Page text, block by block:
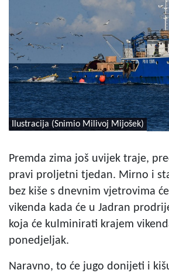
Ilustracija (Snimio Milivoj Mijošek)
Premda zima još uvijek traje,
pravi proljetni tjedan. Mirno i
bez kiše s dnevnim vjetrovima
vikenda kada će u Jadran
koja će kulminirati krajem
ponedjeljak.
Naravno, to će jugo donijeti i